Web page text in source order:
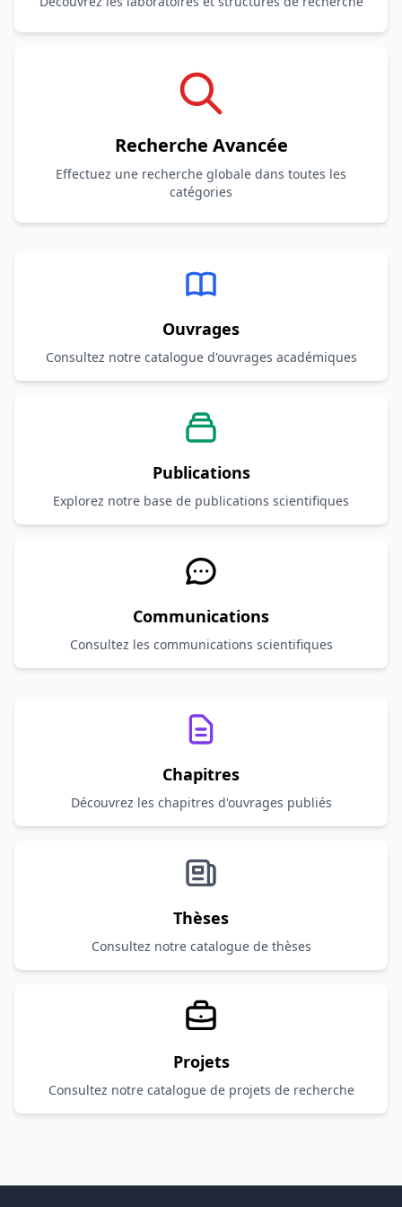
Recherche Avancée
Effectuez une recherche globale dans toutes les
catégories
Ouvrages
Consultez notre catalogue d'ouvrages académiques
Publications
Explorez notre base de publications scientifiques
Communications
Consultez les communications scientifiques
Chapitres
Découvrez les chapitres d'ouvrages publiés
Thèses
Consultez notre catalogue de thèses
Projets
Consultez notre catalogue de projets de recherche